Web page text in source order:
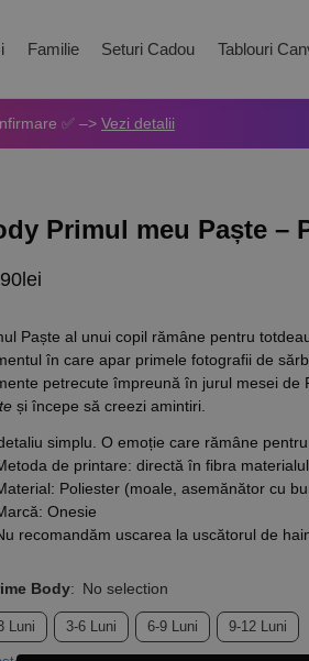
Familie Seturi Cadou Tablouri
✅ –> Vezi detalii
Primul meu Paște –
lei
Paște al unui copil rămâne pentru
în care apar primele fotografii de
petrecute împreună în jurul mesei de
și începe să creezi amintiri.
simplu. O emoție care rămâne pentru
de printare: directă în fibra
Poliester (moale, asemănător cu
Onesie
recomandăm uscarea la uscătorul de
Body: No selection
Luni 3-6 Luni 6-9 Luni 9-12 Luni